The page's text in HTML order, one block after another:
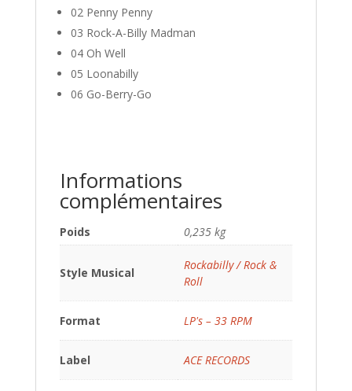
02 Penny Penny
03 Rock-A-Billy Madman
04 Oh Well
05 Loonabilly
06 Go-Berry-Go
Informations
complémentaires
Poids 0,235 kg
Style Musical
Rockabilly / Rock &
Roll
Format LP's – 33 RPM
Label ACE RECORDS